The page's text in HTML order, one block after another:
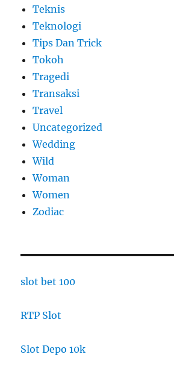
Teknis
Teknologi
Tips Dan Trick
Tokoh
Tragedi
Transaksi
Travel
Uncategorized
Wedding
Wild
Woman
Women
Zodiac
slot bet 100
RTP Slot
Slot Depo 10k